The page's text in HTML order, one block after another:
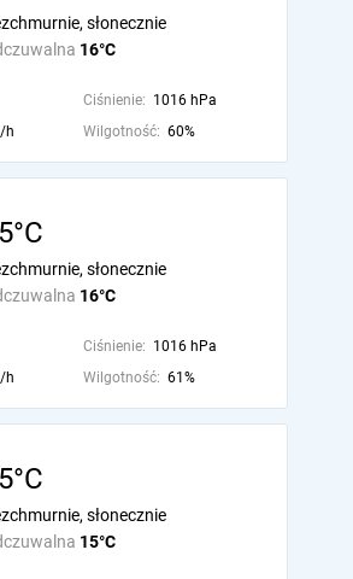
16°C
słonecznie
Ciśnienie: 1016 hPa
h Wilgotność: 60%
16°C
słonecznie
Ciśnienie: 1016 hPa
h Wilgotność: 61%
15°C
słonecznie